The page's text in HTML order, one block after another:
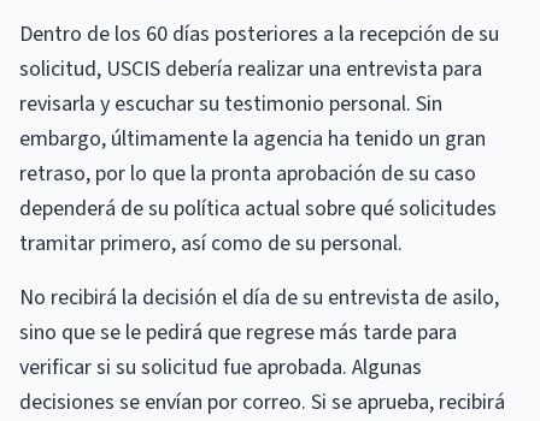
Dentro de los 60 días posteriores a la recepción de su
solicitud, USCIS debería realizar una entrevista para
revisarla y escuchar su testimonio personal. Sin
embargo, últimamente la agencia ha tenido un gran
retraso, por lo que la pronta aprobación de su caso
dependerá de su política actual sobre qué solicitudes
tramitar primero, así como de su personal.
No recibirá la decisión el día de su entrevista de asilo,
sino que se le pedirá que regrese más tarde para
verificar si su solicitud fue aprobada. Algunas
decisiones se envían por correo. Si se aprueba, recibirá